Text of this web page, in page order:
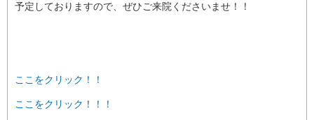
予定しておりますので、ぜひご来院くださいませ！！
ここをクリック！！
ここをクリック！！！